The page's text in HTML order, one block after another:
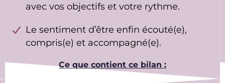
avec vos objectifs et votre rythme.
Le sentiment d’être enfin écouté(e),
compris(e) et accompagné(e).
Ce que contient ce bilan :